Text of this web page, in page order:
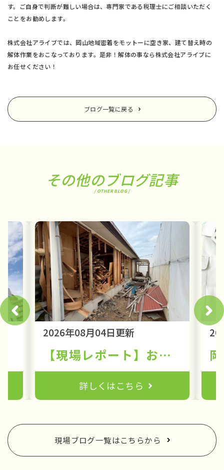
す。ご自身で判断が難しい場合は、専門家である税理士にご相談いただく
ことをお勧めします。
株式会社アライブでは、岡山地域密着をモットーに空き家、建て替え時の
解体作業をおこなっております。是非！解体の事なら株式会社アライブに
お任せください！
ブログ一覧に戻る
その他のブログ記事
/ OTHER BLOG /
2026年08月04日更新
【現場レポート】お家が安全に解体されるまで〜赤磐市での工事の様子〜
詳しくはこちら
現場ブログ一覧はこちらから